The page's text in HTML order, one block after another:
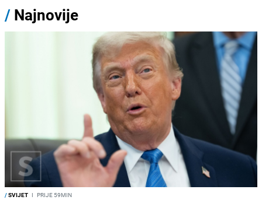
/ Najnovije
/SVIJET I PRIJE 59MIN